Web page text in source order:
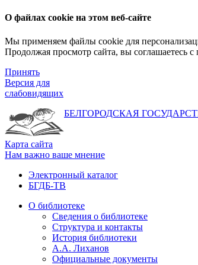
О файлах cookie на этом веб-сайте
Мы применяем файлы cookie для
Продолжая просмотр сайта, вы соглашаетесь
Принять
Версия для
слабовидящих
БЕЛГОРОДСКАЯ
Карта сайта
Нам важно ваше мнение
Электронный каталог
БГДБ-ТВ
О библиотеке
Сведения о библиотеке
Структура и контакты
История библиотеки
А.А. Лиханов
Официальные документы